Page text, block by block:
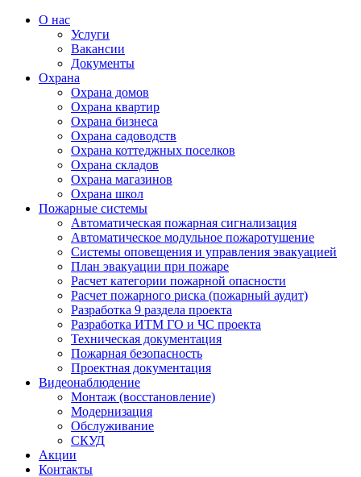
О нас
Услуги
Вакансии
Документы
Охрана
Охрана домов
Охрана квартир
Охрана бизнеса
Охрана садоводств
Охрана коттеджных поселков
Охрана складов
Охрана магазинов
Охрана школ
Пожарные системы
Автоматическая пожарная сигнализация
Автоматическое модульное пожаротушение
Системы оповещения и управления эвакуацией
План эвакуации при пожаре
Расчет категории пожарной опасности
Расчет пожарного риска (пожарный аудит)
Разработка 9 раздела проекта
Разработка ИТМ ГО и ЧС проекта
Техническая документация
Пожарная безопасность
Проектная документация
Видеонаблюдение
Монтаж (восстановление)
Модернизация
Обслуживание
СКУД
Акции
Контакты